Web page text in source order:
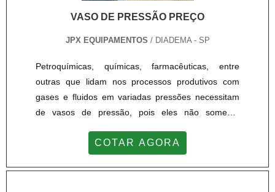
VASO DE PRESSÃO PREÇO
JPX EQUIPAMENTOS / DIADEMA - SP
Petroquímicas, químicas, farmacêuticas, entre
outras que lidam nos processos produtivos com
gases e fluidos em variadas pressões necessitam
de vasos de pressão, pois eles não somente
armazenamento como aumentam a segurança dos
no mercado, a JPX Equipamentos é conceituada no
COTAR AGORA